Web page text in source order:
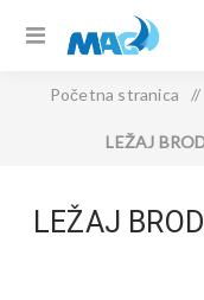
Početna stranica /
LEŽAJ
LEŽAJ